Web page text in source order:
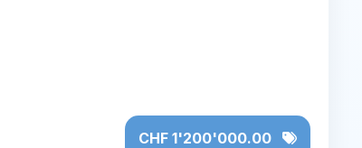
CHF 1'200'000.00